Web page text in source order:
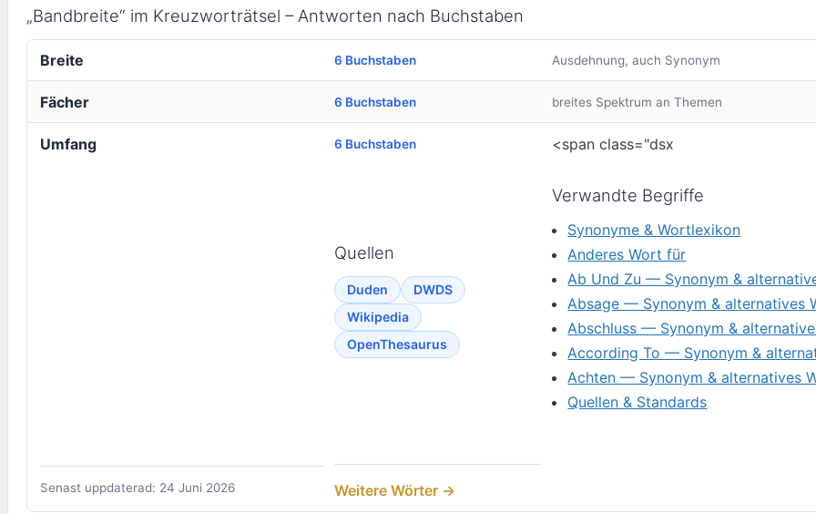
„Bandbreite“ im Kreuzworträtsel – Antworten nach Buchstaben
Breite 6 Buchstaben Ausdehnung, auch Synonym
Fächer 6 Buchstaben breites Spektrum an Themen
Umfang 6 Buchstaben <span class="dsx
Quellen
Duden
DWDS
Wikipedia
OpenThesaurus
Verwandte Begriffe
Synonyme & Wortlexikon
Anderes Wort für
Ab Und Zu — Synonym &
Absage — Synonym & alternatives
Abschluss — Synonym &
According To — Synonym &
Achten — Synonym & alternatives
Quellen & Standards
Senast uppdaterad: 24 Juni 2026 Weitere Wörter →